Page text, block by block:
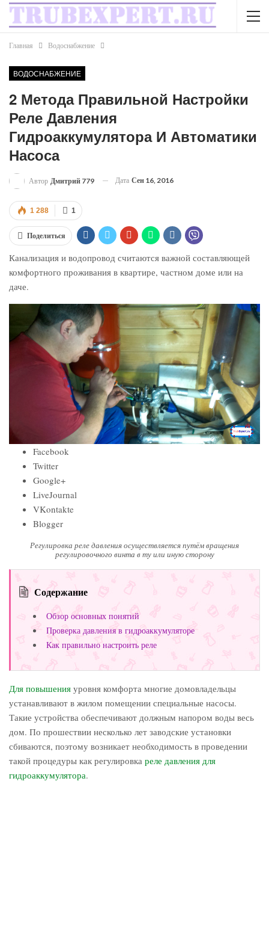
Главная Водоснабжение
ВОДОСНАБЖЕНИЕ
2 Метода Правильной Настройки
Реле Давления
Гидроаккумулятора И Автоматики
Насоса
Автор Дмитрий 779 Дата Сен 16, 2016
1
1 288
Поделиться
Канализация и водопровод считаются важной составляющей
комфортного проживания в квартире, частном доме или на
даче.
Facebook
Twitter
Google+
LiveJournal
VKontakte
Blogger
Регулировка реле давления осуществляется путём вращения
регулировочного винта в ту или иную сторону
Содержание
Обзор основных понятий
Проверка давления в гидроаккумуляторе
Как правильно настроить реле
Для повышения уровня комфорта многие домовладельцы
устанавливают в жилом помещении специальные насосы.
Такие устройства обеспечивают должным напором воды весь
дом. По прошествии несколько лет заводские установки
сбиваются, поэтому возникает необходимость в проведении
такой процедуры как регулировка реле давления для
гидроаккумулятора.